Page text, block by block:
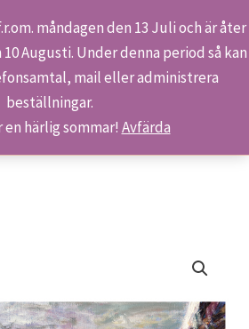
måndagen den 13 Juli och är åter
Augusti. Under denna period så kan
mail eller administrera
beställningar.
en härlig sommar! Avfärda